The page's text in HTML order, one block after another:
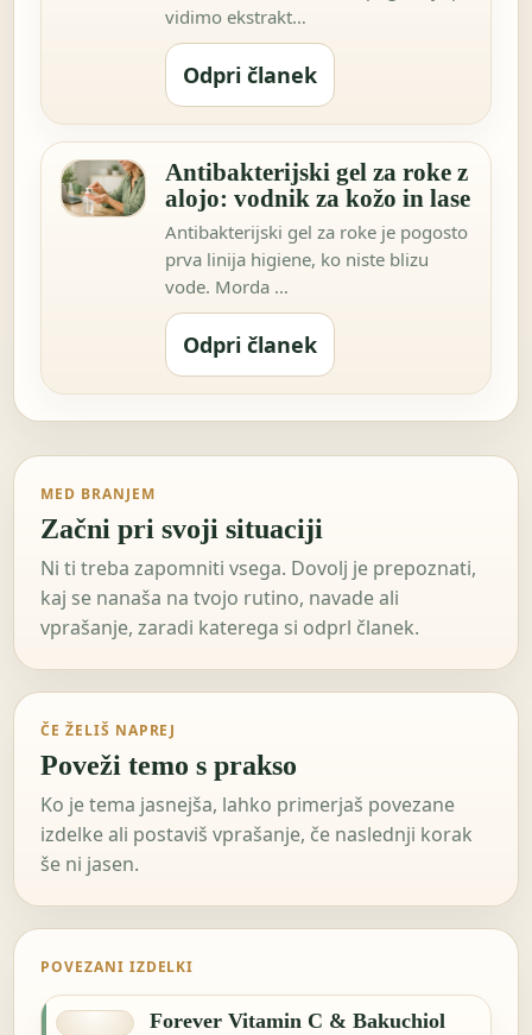
vidimo ekstrakt…
Odpri članek
Antibakterijski gel za roke z
alojo: vodnik za kožo in lase
Antibakterijski gel za roke je pogosto
prva linija higiene, ko niste blizu
vode. Morda …
Odpri članek
MED BRANJEM
Začni pri svoji situaciji
Ni ti treba zapomniti vsega. Dovolj je prepoznati,
kaj se nanaša na tvojo rutino, navade ali
vprašanje, zaradi katerega si odprl članek.
ČE ŽELIŠ NAPREJ
Poveži temo s prakso
Ko je tema jasnejša, lahko primerjaš povezane
izdelke ali postaviš vprašanje, če naslednji korak
še ni jasen.
POVEZANI IZDELKI
Forever Vitamin C & Bakuchiol